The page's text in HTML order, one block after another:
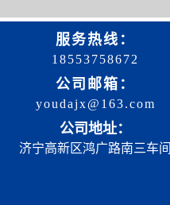
服务热线：
18553758672
公司邮箱：
youdajx@163.com
公司地址：
济宁高新区鸿广路南三车间